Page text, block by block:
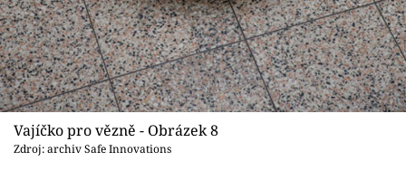
Vajíčko pro vězně - Obrázek 8
Zdroj: archiv Safe Innovations